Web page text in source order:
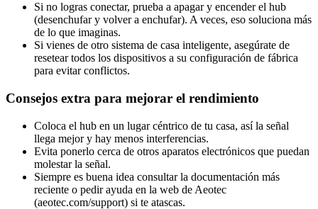
Si no logras conectar, prueba a apagar y encender el hub
(desenchufar y volver a enchufar). A veces, eso soluciona más
de lo que imaginas.
Si vienes de otro sistema de casa inteligente, asegúrate de
resetear todos los dispositivos a su configuración de fábrica
para evitar conflictos.
Consejos extra para mejorar el rendimiento
Coloca el hub en un lugar céntrico de tu casa, así la señal
llega mejor y hay menos interferencias.
Evita ponerlo cerca de otros aparatos electrónicos que puedan
molestar la señal.
Siempre es buena idea consultar la documentación más
reciente o pedir ayuda en la web de Aeotec
(aeotec.com/support) si te atascas.